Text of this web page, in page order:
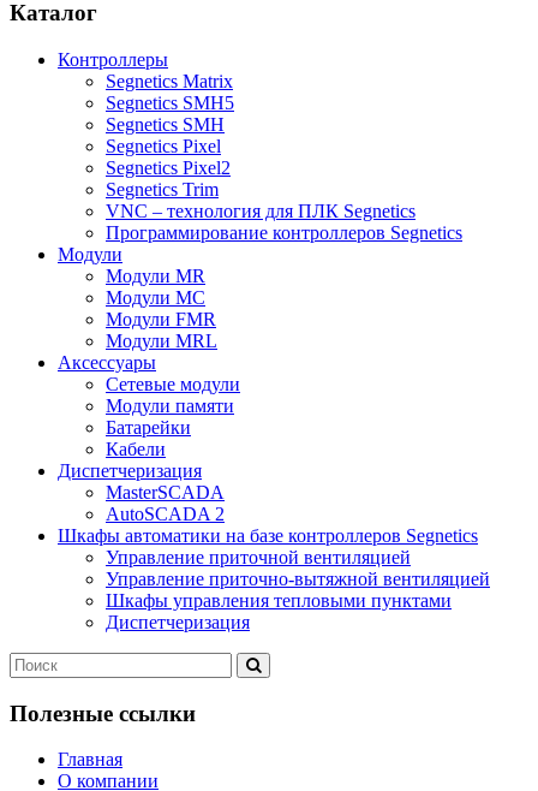
Каталог
Контроллеры
Segnetics Matrix
Segnetics SMH5
Segnetics SMH
Segnetics Pixel
Segnetics Pixel2
Segnetics Trim
VNC – технология для ПЛК Segnetics
Программирование контроллеров Segnetics
Модули
Модули MR
Модули MC
Модули FMR
Модули MRL
Аксеcсуары
Сетевые модули
Модули памяти
Батарейки
Кабели
Диспетчеризация
MasterSCADA
AutoSCADA 2
Шкафы автоматики на базе контроллеров Segnetics
Управление приточной вентиляцией
Управление приточно-вытяжной вентиляцией
Шкафы управления тепловыми пунктами
Диспетчеризация
Полезные ссылки
Главная
О компании